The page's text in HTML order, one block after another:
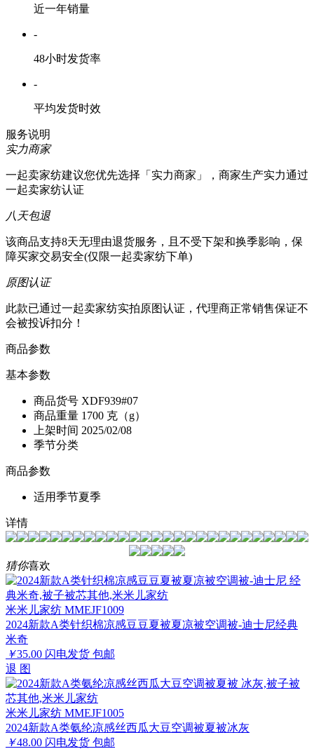
近一年销量
-
48小时发货率
-
平均发货时效
服务说明
实力商家
一起卖家纺建议您优先选择「实力商家」，商家生产实力通过
一起卖家纺认证
八天包退
该商品支持8天无理由退货服务，且不受下架和换季影响，保
障买家交易安全(仅限一起卖家纺下单)
原图认证
此款已通过一起卖家纺实拍原图认证，代理商正常销售保证不
会被投诉扣分！
商品参数
基本参数
商品货号 XDF939#07
商品重量 1700 克（g）
上架时间 2025/02/08
季节分类
商品参数
适用季节夏季
详情
猜你喜欢
米米儿家纺 MMEJF1009
2024新款A类针织棉凉感豆豆夏被夏凉被空调被-迪士尼经典
米奇
￥35.00 闪电发货 包邮
退 图
米米儿家纺 MMEJF1005
2024新款A类氨纶凉感丝西瓜大豆空调被夏被冰灰
￥48.00 闪电发货 包邮